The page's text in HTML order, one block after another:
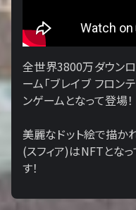
全世界3800万ダウン
ーム「ブレイブ フロン
ンゲームとなって登場！
美麗なドット絵で描か
(スフィア)はNFTとなっ
す！